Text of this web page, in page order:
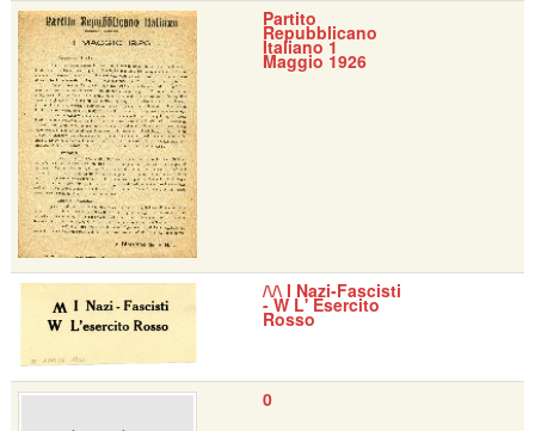
Partito
Repubblicano
Italiano 1
Maggio 1926
/\/\ I Nazi-Fascisti
- W L' Esercito
Rosso
0